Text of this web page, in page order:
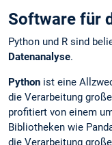
Software für
Python und R sind
Datenanalyse.
Python ist eine
die Verarbeitung
profitiert von einem
Bibliotheken wie
die Verarbeitung